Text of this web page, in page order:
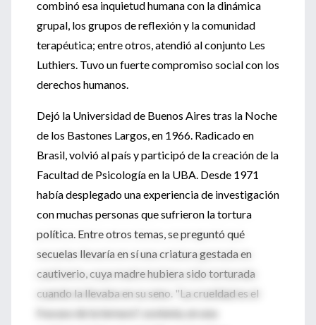
combinó esa inquietud humana con la dinámica
grupal, los grupos de reflexión y la comunidad
terapéutica; entre otros, atendió al conjunto Les
Luthiers. Tuvo un fuerte compromiso social con los
derechos humanos.
Dejó la Universidad de Buenos Aires tras la Noche
de los Bastones Largos, en 1966. Radicado en
Brasil, volvió al país y participó de la creación de la
Facultad de Psicología en la UBA. Desde 1971
había desplegado una experiencia de investigación
con muchas personas que sufrieron la tortura
política. Entre otros temas, se preguntó qué
secuelas llevaría en sí una criatura gestada en
cautiverio, cuya madre hubiera sido torturada
cuando la llevaba en su seno. "La crueldad es el
fracaso de la ternura", sostenía, en una